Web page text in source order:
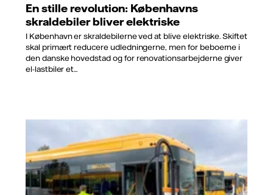
En stille revolution: Københavns
skraldebiler bliver elektriske
I København er skraldebilerne ved at blive elektriske. Skiftet
skal primært reducere udledningerne, men for beboerne i
den danske hovedstad og for renovationsarbejderne giver
el-lastbiler et...